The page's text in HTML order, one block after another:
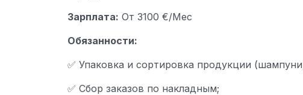
Зарплата: От 3100 €/Мес
Обязанности:
✅ Упаковка и сортировка продукции
✅ Сбор заказов по накладным;